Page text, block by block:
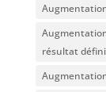
résultat